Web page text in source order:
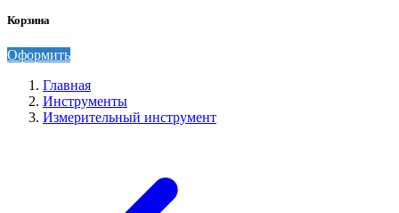
Корзина
Оформить
Главная
Инструменты
Измерительный инструмент